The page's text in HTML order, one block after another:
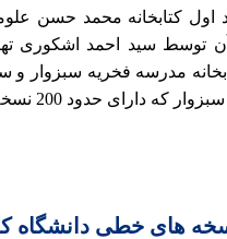
سید احمد اشکوری
کتابخانه مدرسه فخریه
حدود 200 نسخه ی خطی است .[2] با جستجوی...
های خطی دانشگاه